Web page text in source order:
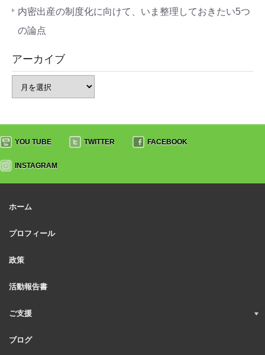
内密出産の制度化に向けて、いま整理しておきたい5つ
の論点
アーカイブ
YOU TUBE TWITTER FACEBOOK
INSTAGRAM
ホーム
プロフィール
政策
活動報告書
ご支援
ブログ